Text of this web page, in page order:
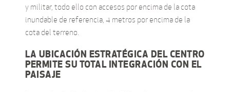
y militar, todo ello con accesos por encima de la cota
inundable de referencia, 4 metros por encima de la
cota del terreno.
LA UBICACIÓN ESTRATÉGICA DEL CENTRO
PERMITE SU TOTAL INTEGRACIÓN CON EL
PAISAJE